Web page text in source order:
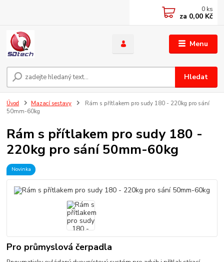
Menu
Hledat
0 ks
za 0,00 Kč
Úvod Mazací sestavy
Rám s přítlakem pro sudy 180 - 220kg pro sání
50mm-60kg
Rám s přítlakem pro sudy 180 -
220kg pro sání 50mm-60kg
Novinka
Pro průmyslová čerpadla